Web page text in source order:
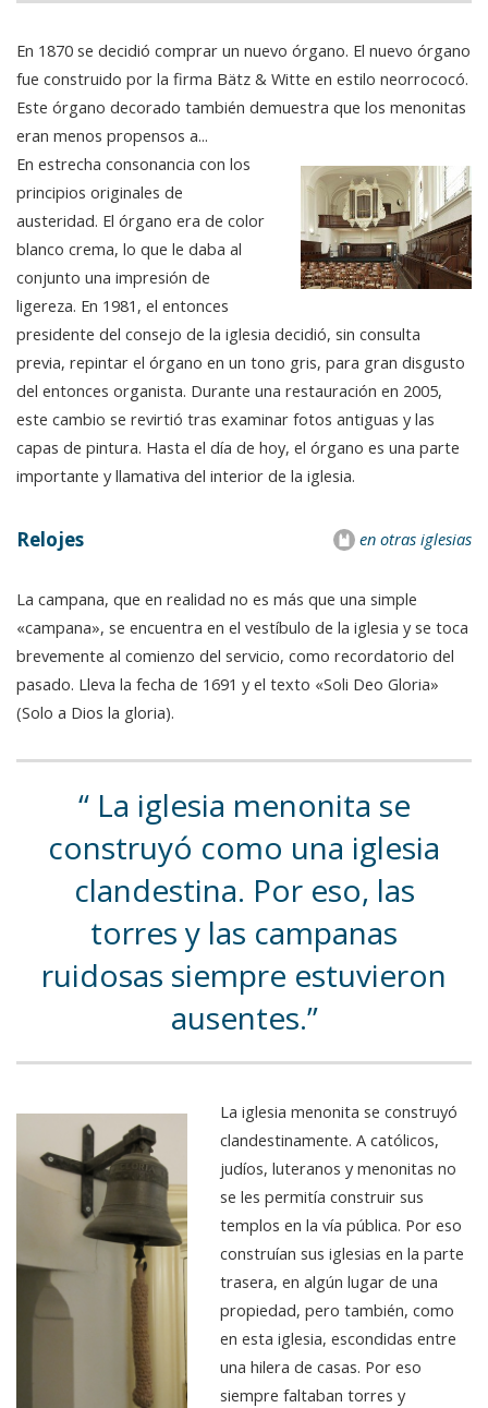
En 1870 se decidió comprar un nuevo órgano. El nuevo órgano
fue construido por la firma Bätz & Witte en estilo neorrococó.
Este órgano decorado también demuestra que los menonitas
eran menos propensos a...
En estrecha consonancia con los
principios originales de
austeridad. El órgano era de color
blanco crema, lo que le daba al
conjunto una impresión de
ligereza. En 1981, el entonces
presidente del consejo de la iglesia decidió, sin consulta
previa, repintar el órgano en un tono gris, para gran disgusto
del entonces organista. Durante una restauración en 2005,
este cambio se revirtió tras examinar fotos antiguas y las
capas de pintura. Hasta el día de hoy, el órgano es una parte
importante y llamativa del interior de la iglesia.
en otras iglesias
Relojes
La campana, que en realidad no es más que una simple
«campana», se encuentra en el vestíbulo de la iglesia y se toca
brevemente al comienzo del servicio, como recordatorio del
pasado. Lleva la fecha de 1691 y el texto «Soli Deo Gloria»
(Solo a Dios la gloria).
La iglesia menonita se
construyó como una iglesia
clandestina. Por eso, las
torres y las campanas
ruidosas siempre estuvieron
ausentes.
La iglesia menonita se construyó
clandestinamente. A católicos,
judíos, luteranos y menonitas no
se les permitía construir sus
templos en la vía pública. Por eso
construían sus iglesias en la parte
trasera, en algún lugar de una
propiedad, pero también, como
en esta iglesia, escondidas entre
una hilera de casas. Por eso
siempre faltaban torres y